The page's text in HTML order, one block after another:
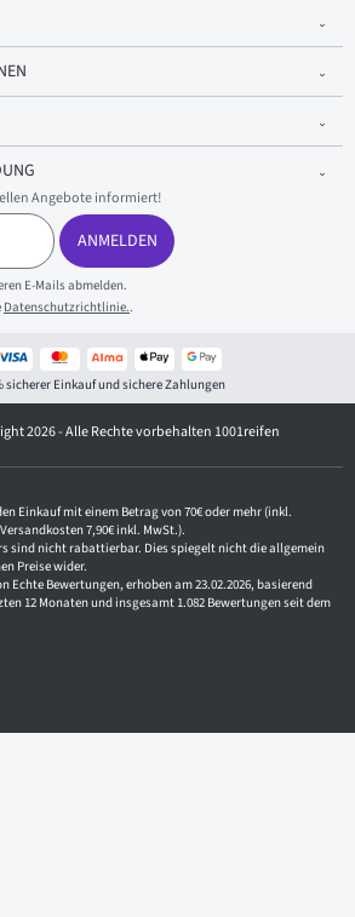
Angebote informiert!
ANMELDEN
E-Mails abmelden.
Datenschutzrichtlinie..
sicherer Einkauf und sichere Zahlungen
2026 - Alle Rechte vorbehalten 1001reifen
Einkauf mit einem Betrag von 70€ oder mehr (inkl.
7,90€ inkl. MwSt.).
sind nicht rabattierbar. Dies spiegelt nicht die allgemein
Preise wider.
Echte Bewertungen, erhoben am 23.02.2026, basierend
12 Monaten und insgesamt 1.082 Bewertungen seit dem